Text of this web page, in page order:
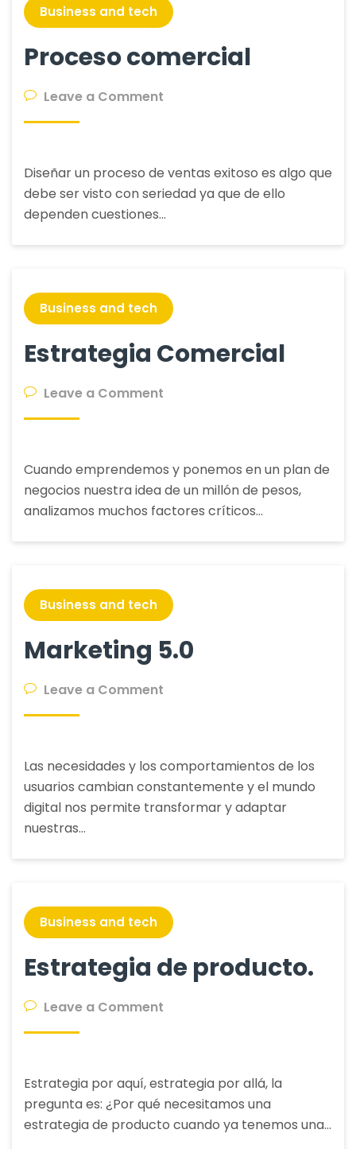
digital.
Business and tech
Proceso comercial
Leave a Comment
Diseñar un proceso de ventas exitoso es algo que
debe ser visto con seriedad ya que de ello
dependen cuestiones…
Business and tech
Estrategia Comercial
Leave a Comment
Cuando emprendemos y ponemos en un plan de
negocios nuestra idea de un millón de pesos,
analizamos muchos factores críticos…
Business and tech
Marketing 5.0
Leave a Comment
Las necesidades y los comportamientos de los
usuarios cambian constantemente y el mundo
digital nos permite transformar y adaptar
nuestras…
Business and tech
Estrategia de producto.
Leave a Comment
Estrategia por aquí, estrategia por allá, la
pregunta es: ¿Por qué necesitamos una
estrategia de producto cuando ya tenemos una…